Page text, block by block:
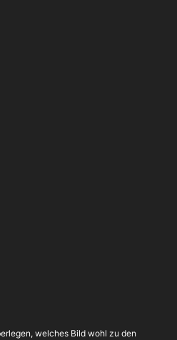
welches Bild wohl zu den